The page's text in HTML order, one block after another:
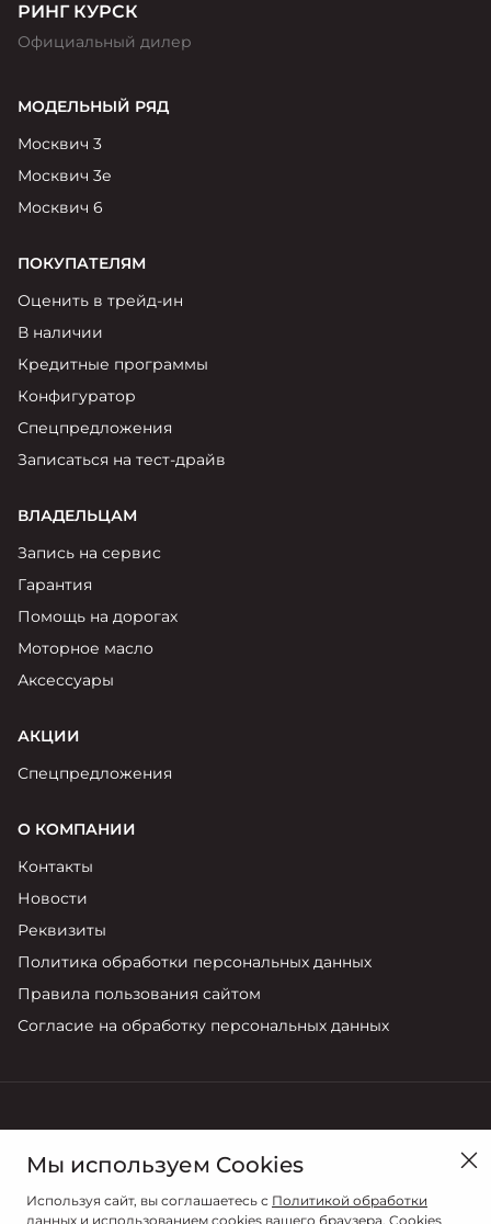
РИНГ КУРСК
Официальный дилер
МОДЕЛЬНЫЙ РЯД
Москвич 3
Москвич 3е
Москвич 6
ПОКУПАТЕЛЯМ
Оценить в трейд-ин
В наличии
Кредитные программы
Конфигуратор
Спецпредложения
Записаться на тест-драйв
ВЛАДЕЛЬЦАМ
Запись на сервис
Гарантия
Помощь на дорогах
Моторное масло
Аксессуары
АКЦИИ
Спецпредложения
О КОМПАНИИ
Контакты
Новости
Реквизиты
Политика обработки персональных данных
Правила пользования сайтом
Согласие на обработку персональных данных
+7 (4712) 723-770
Мы используем Cookies
Используя сайт, вы соглашаетесь с Политикой обработки
данных и использованием cookies вашего браузера. Cookies